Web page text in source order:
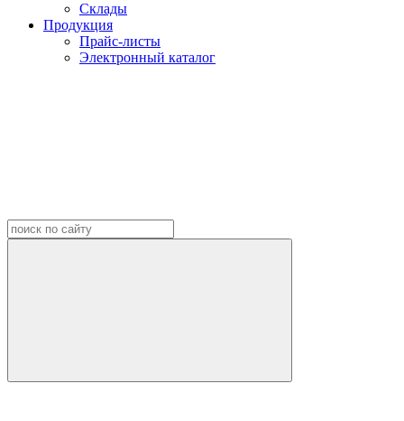
Склады
Продукция
Прайс-листы
Электронный каталог